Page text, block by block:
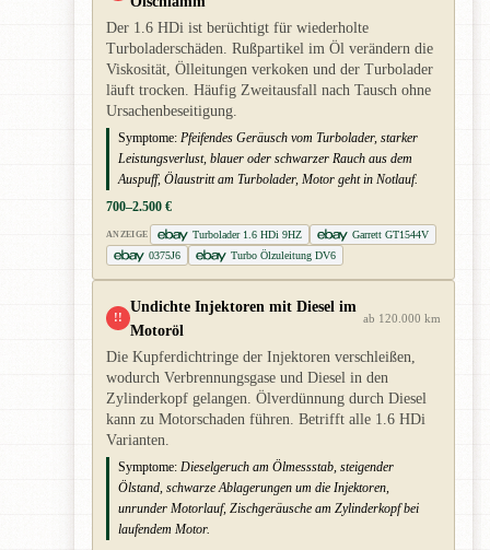
Der 1.6 HDi ist berüchtigt für wiederholte
Turboladerschäden. Rußpartikel im Öl verändern die
Viskosität, Ölleitungen verkoken und der Turbolader
läuft trocken. Häufig Zweitausfall nach Tausch ohne
Ursachenbeseitigung.
Symptome: Pfeifendes Geräusch vom Turbolader, starker
Leistungsverlust, blauer oder schwarzer Rauch aus dem
Auspuff, Ölaustritt am Turbolader, Motor geht in Notlauf.
700–2.500 €
ANZEIGE Turbolader 1.6 HDi 9HZ
Garrett GT1544V
0375J6
Turbo Ölzuleitung DV6
!!
Undichte Injektoren mit Diesel im
Motoröl
ab 120.000 km
Die Kupferdichtringe der Injektoren verschleißen,
wodurch Verbrennungsgase und Diesel in den
Zylinderkopf gelangen. Ölverdünnung durch Diesel
kann zu Motorschaden führen. Betrifft alle 1.6 HDi
Varianten.
Symptome: Dieselgeruch am Ölmessstab, steigender
Ölstand, schwarze Ablagerungen um die Injektoren,
unrunder Motorlauf, Zischgeräusche am Zylinderkopf bei
laufendem Motor.